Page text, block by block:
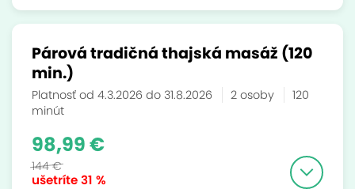
Párová tradičná thajská masáž (120
min.)
Platnosť od 4.3.2026 do 31.8.2026 2 osoby
120
minút
ušetríte31 %
98,99 €
144 €